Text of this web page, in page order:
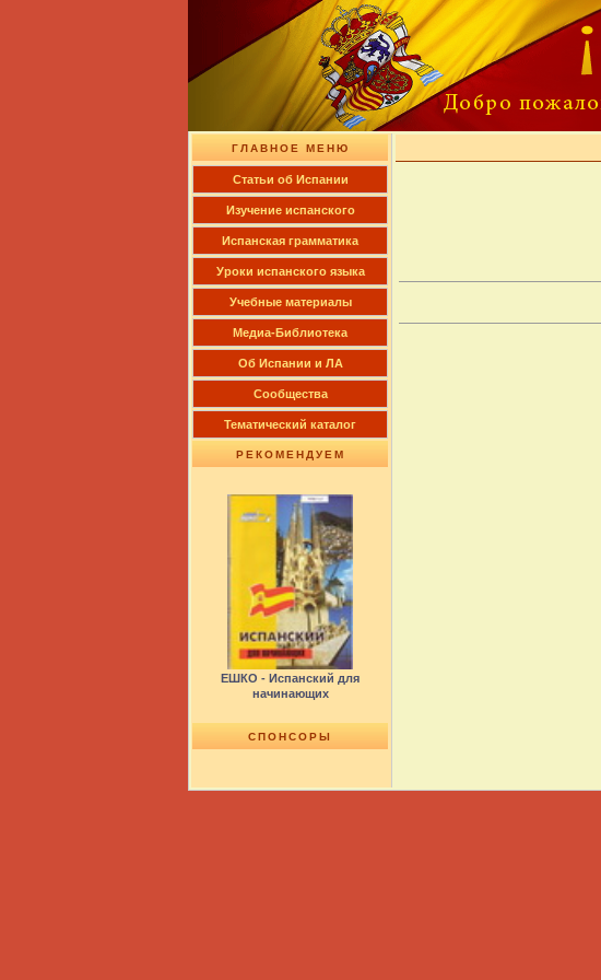
ГЛАВНОЕ МЕНЮ
Cтатьи об Испании
Изучение испанского
Испанская грамматика
Уроки испанского языка
Учебные материалы
Медиа-Библиотека
Об Испании и ЛА
Сообщества
Тематический каталог
РЕКОМЕНДУЕМ
ЕШКО - Испанский для
начинающих
СПОНСОРЫ